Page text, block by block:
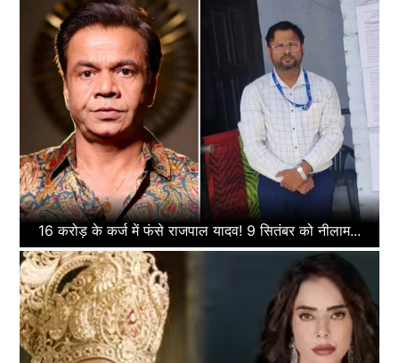
16 करोड़ के कर्ज में फंसे राजपाल यादव! 9 सितंबर को नीलाम...